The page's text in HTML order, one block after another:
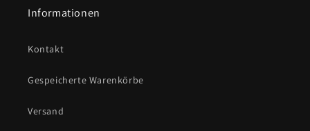
Informationen
Kontakt
Gespeicherte Warenkörbe
Versand